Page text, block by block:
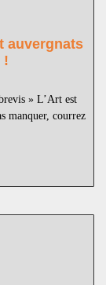
auvergnats
!
» L’Art est
manquer, courrez